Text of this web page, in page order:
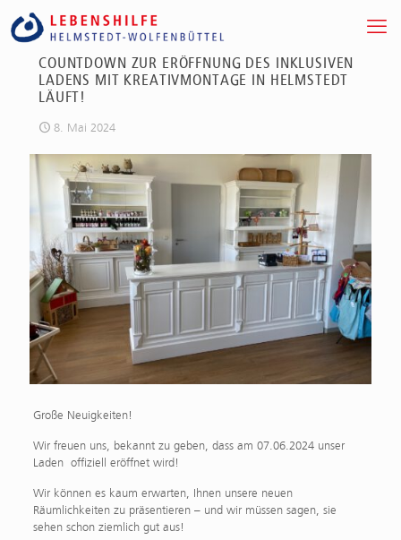
COUNTDOWN ZUR ERÖFFNUNG DES INKLUSIVEN
LADENS MIT KREATIVMONTAGE IN HELMSTEDT
LÄUFT!
8. Mai 2024
Große Neuigkeiten!
Wir freuen uns, bekannt zu geben, dass am 07.06.2024 unser
Laden offiziell eröffnet wird!
Wir können es kaum erwarten, Ihnen unsere neuen
Räumlichkeiten zu präsentieren – und wir müssen sagen, sie
sehen schon ziemlich gut aus!